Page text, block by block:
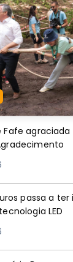
agraciada
passa a
LED